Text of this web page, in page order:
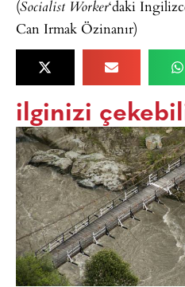
(Socialist Worker‘daki
Can Irmak Özinanır)
ilginizi